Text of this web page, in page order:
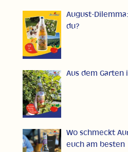
August-
du?
Aus dem Garten
Wo schmeckt
euch am besten